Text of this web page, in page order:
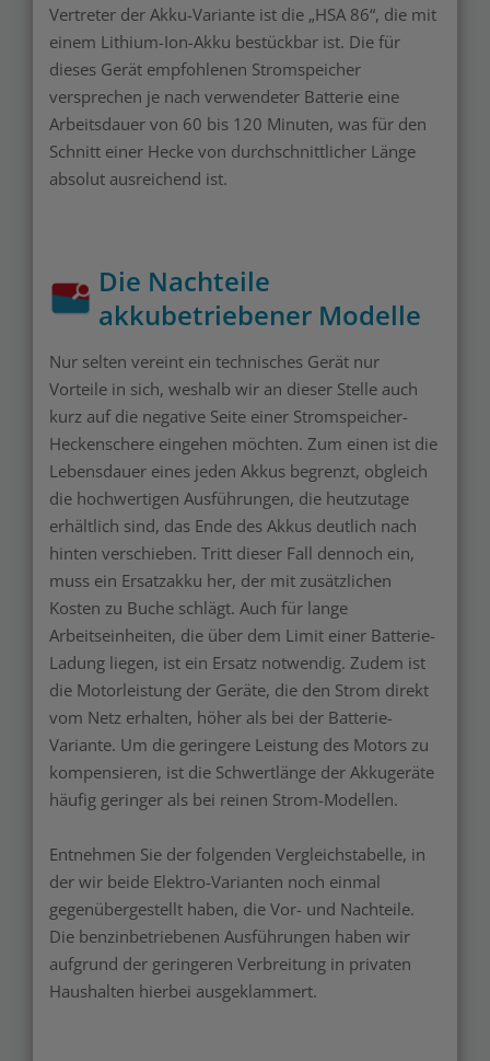
Vertreter der Akku-Variante ist die „HSA 86“, die mit
einem Lithium-Ion-Akku bestückbar ist. Die für
dieses Gerät empfohlenen Stromspeicher
versprechen je nach verwendeter Batterie eine
Arbeitsdauer von 60 bis 120 Minuten, was für den
Schnitt einer Hecke von durchschnittlicher Länge
absolut ausreichend ist.
Die Nachteile
akkubetriebener Modelle
Nur selten vereint ein technisches Gerät nur
Vorteile in sich, weshalb wir an dieser Stelle auch
kurz auf die negative Seite einer Stromspeicher-
Heckenschere eingehen möchten. Zum einen ist die
Lebensdauer eines jeden Akkus begrenzt, obgleich
die hochwertigen Ausführungen, die heutzutage
erhältlich sind, das Ende des Akkus deutlich nach
hinten verschieben. Tritt dieser Fall dennoch ein,
muss ein Ersatzakku her, der mit zusätzlichen
Kosten zu Buche schlägt. Auch für lange
Arbeitseinheiten, die über dem Limit einer Batterie-
Ladung liegen, ist ein Ersatz notwendig. Zudem ist
die Motorleistung der Geräte, die den Strom direkt
vom Netz erhalten, höher als bei der Batterie-
Variante. Um die geringere Leistung des Motors zu
kompensieren, ist die Schwertlänge der Akkugeräte
häufig geringer als bei reinen Strom-Modellen.
Entnehmen Sie der folgenden Vergleichstabelle, in
der wir beide Elektro-Varianten noch einmal
gegenübergestellt haben, die Vor- und Nachteile.
Die benzinbetriebenen Ausführungen haben wir
aufgrund der geringeren Verbreitung in privaten
Haushalten hierbei ausgeklammert.